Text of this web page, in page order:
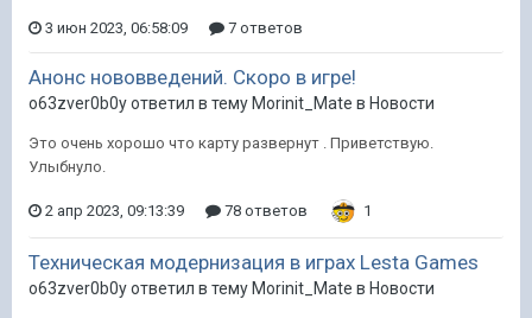
3 июн 2023, 06:58:09 7 ответов
Анонс нововведений. Скоро в игре!
o63zver0b0y ответил в тему Morinit_Mate в Новости
Это очень хорошо что карту развернут . Приветствую.
Улыбнуло.
2 апр 2023, 09:13:39 78 ответов 1
Техническая модернизация в играх Lesta Games
o63zver0b0y ответил в тему Morinit_Mate в Новости